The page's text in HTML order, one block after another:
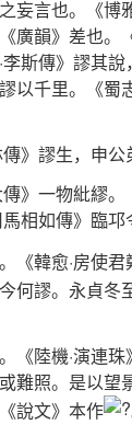
妄言也。《博
廣韻》差也。
斯傳》謬其
以千里。《蜀
》謬生，申公
》一物紕繆
相如傳》臨邛
《韓愈·房使君
何謬。永貞冬
《陸機·演連
難照。是以望
說文》本作